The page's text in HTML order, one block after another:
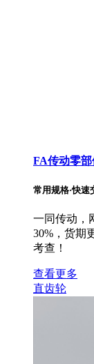
FA传动零部
常用规格·快速
一同传动，
30%，货期
考查！
查看更多
直齿轮